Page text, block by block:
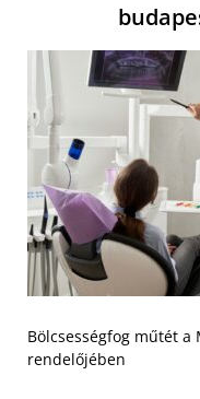
Bölcsességfog műtét
rendelőjében